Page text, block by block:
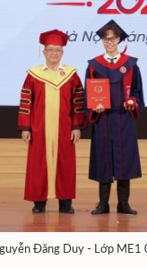
Đăng Duy - Lớp ME1